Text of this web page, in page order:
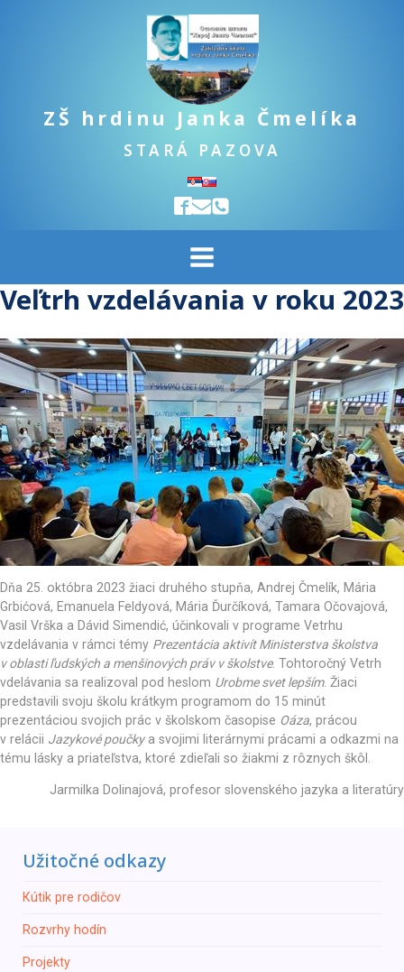
ZŠ hrdinu Janka Čmelíka
STARÁ PAZOVA
Veľtrh vzdelávania v roku 2023
Dňa 25. októbra 2023 žiaci druhého stupňa, Andrej Čmelík, Mária
Grbićová, Emanuela Feldyová, Mária Ďurčíková, Tamara Očovajová,
Vasil Vrška a Dávid Simendić, účinkovali v programe Vetrhu
vzdelávania v rámci témy Prezentácia aktivít Ministerstva školstva
v oblasti ľudských a menšinových práv v školstve. Tohtoročný Vetrh
vdelávania sa realizoval pod heslom Urobme svet lepším. Žiaci
predstavili svoju školu krátkym programom do 15 minút
prezentáciou svojich prác v školskom časopise Oáza, prácou
v relácii Jazykové poučkya svojimi literárnymi prácami a odkazmi na
tému lásky a priateľstva, ktoré zdieľali so žiakmi z rôznych škôl.
Jarmilka Dolinajová, profesor slovenského jazyka a literatúry
Užitočné odkazy
Кútik pre rodičov
Rozvrhy hodín
Projekty